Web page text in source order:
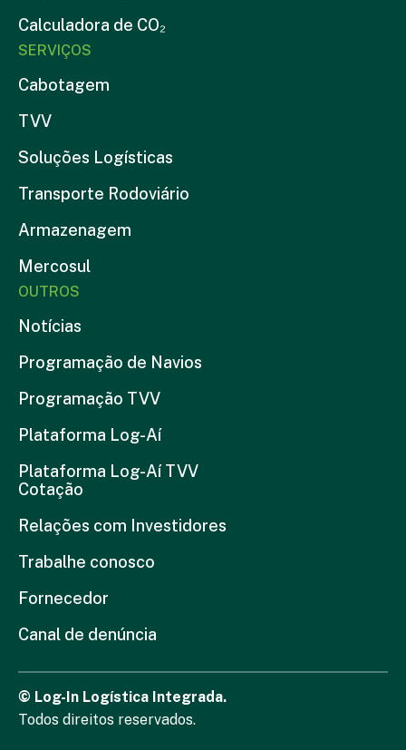
Calculadora de CO₂
SERVIÇOS
Cabotagem
TVV
Soluções Logísticas
Transporte Rodoviário
Armazenagem
Mercosul
OUTROS
Notícias
Programação de Navios
Programação TVV
Plataforma Log-Aí
Plataforma Log-Aí TVV
Cotação
Relações com Investidores
Trabalhe conosco
Fornecedor
Canal de denúncia
© Log-In Logística Integrada.
Todos direitos reservados.